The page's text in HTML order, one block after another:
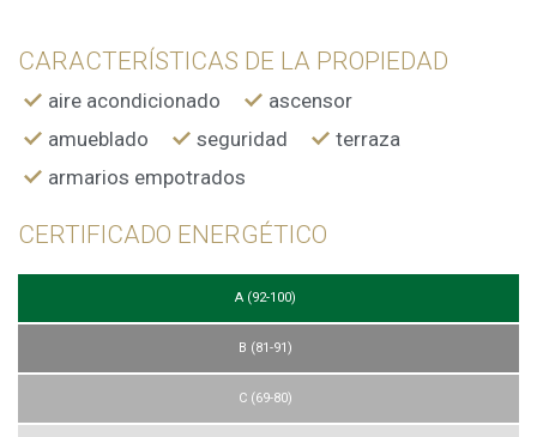
CARACTERÍSTICAS DE LA PROPIEDAD
aire acondicionado
ascensor
amueblado
seguridad
terraza
armarios empotrados
CERTIFICADO ENERGÉTICO
A (92-100)
B (81-91)
C (69-80)
Estas cookies son utilizadas para almacenar información
a través de la observación continuada de sus hábitos de
de navegación en el sitio web y mostrar publicidad